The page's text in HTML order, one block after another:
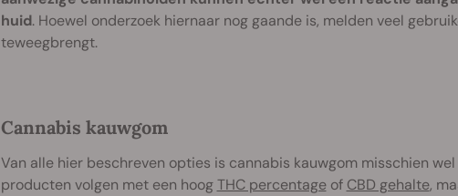
huid. Hoewel onderzoek hiernaar nog gaande is, melden veel
teweegbrengt.
Cannabis kauwgom
Van alle hier beschreven opties is cannabis kauwgom misschien
producten volgen met een hoogTHC percentageof CBD gehalte,